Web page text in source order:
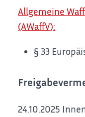
Allgemeine
(AWaffV):
§ 33
24.10.2025